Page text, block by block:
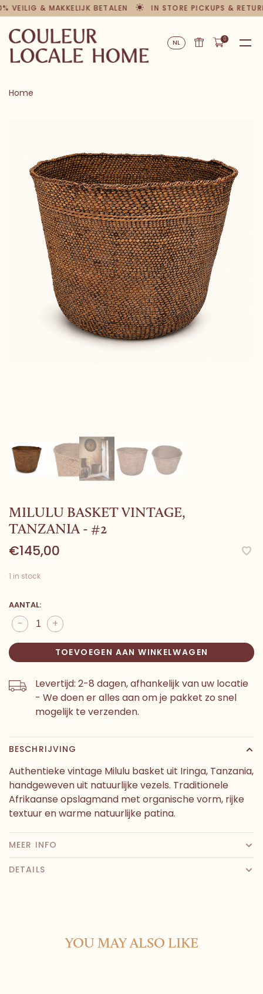
VEILIG & MAKKELIJK BETALEN IN STORE PICKUPS &
NL 0
Home
MILULU BASKET VINTAGE,
TANZANIA - #2
€145,00
1 in stock
AANTAL:
+
-
TOEVOEGEN AAN WINKELWAGEN
Levertijd: 2-8 dagen, afhankelijk van uw locatie
- We doen er alles aan om je pakket zo snel
mogelijk te verzenden.
BESCHRIJVING
Authentieke vintage Milulu basket uit Iringa, Tanzania,
handgeweven uit natuurlijke vezels. Traditionele
Afrikaanse opslagmand met organische vorm, rijke
textuur en warme natuurlijke patina.
MEER INFO
DETAILS
YOU MAY ALSO LIKE